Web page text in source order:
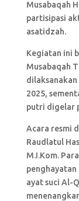
Musabaqah
partisipasi
asatidzah.
Kegiatan ini
Musabaqah
dilaksanakan
2025,
putri digelar
Acara resmi
Raudlatul
M.I.Kom.
ayat suci Al-